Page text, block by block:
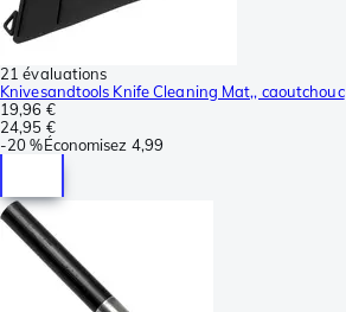
21 évaluations
Knivesandtools Knife Cleaning Mat,, caoutchouc
19,96 €
24,95 €
-20 %Économisez 4,99